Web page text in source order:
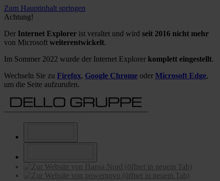
Zum Hauptinhalt springen
Achtung!
Der Internet Explorer ist veraltet und wird seit 2016 nicht mehr
von Microsoft weiterentwickelt.
Im Sommer 2022 wurde der Internet Explorer komplett eingestellt.
Wechseln Sie zu Firefox, Google Chrome oder Microsoft Edge,
um die Seite aufzurufen.